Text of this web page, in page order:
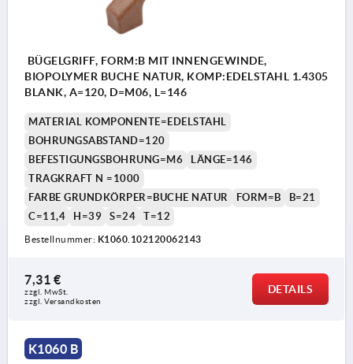
BÜGELGRIFF, FORM:B MIT INNENGEWINDE,
BIOPOLYMER BUCHE NATUR, KOMP:EDELSTAHL 1.4305
BLANK, A=120, D=M06, L=146
MATERIAL KOMPONENTE=EDELSTAHL
BOHRUNGSABSTAND=120
BEFESTIGUNGSBOHRUNG=M6
LÄNGE=146
TRAGKRAFT N =1000
FARBE GRUNDKÖRPER=BUCHE NATUR
FORM=B
B=21
C=11,4
H=39 S=24 T=12
Bestellnummer: K1060.102120062143
7,31 €
zzgl. MwSt.
zzgl. Versandkosten
DETAILS
K1060 B